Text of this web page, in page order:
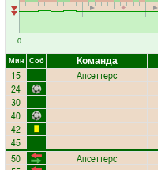
0
Мин Соб Команда
15 Апсеттерс
24
30
40
42
45
50 Апсеттерс